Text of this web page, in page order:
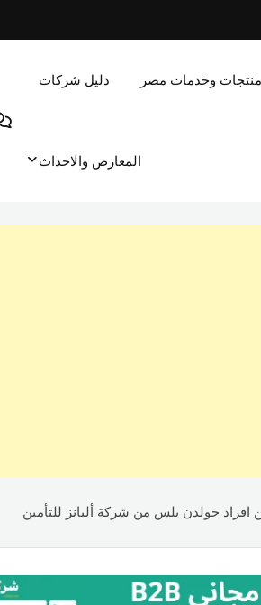
منتجات وخدمات مصر دليل شركات
المعارض والاحداث
افراد جولدن بلس من شركة أليانز للتأمين